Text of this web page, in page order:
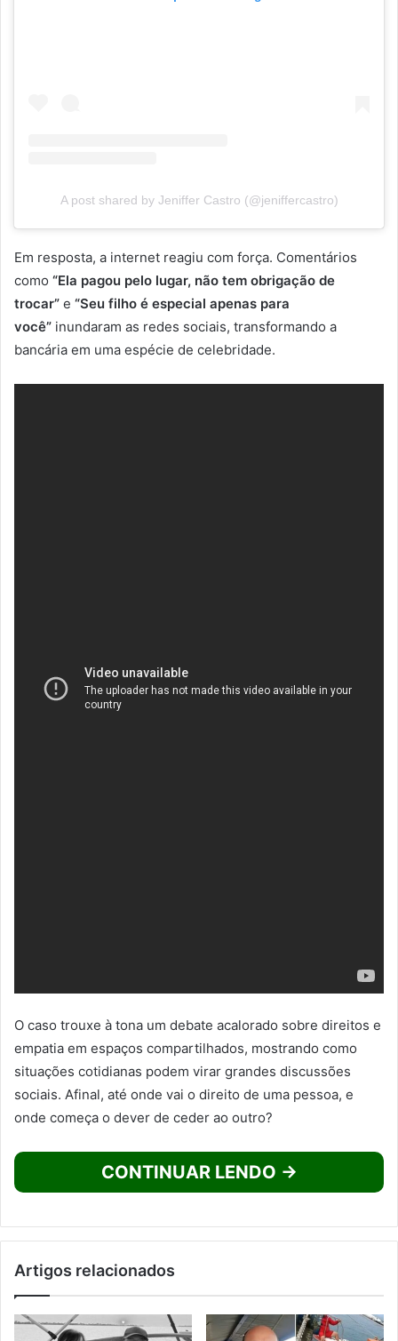
A post shared by Jeniffer Castro (@jeniffercastro)
Em resposta, a internet reagiu com força. Comentários
como “Ela pagou pelo lugar, não tem obrigação de
trocar” e “Seu filho é especial apenas para
você” inundaram as redes sociais, transformando a
bancária em uma espécie de celebridade.
O caso trouxe à tona um debate acalorado sobre direitos e
empatia em espaços compartilhados, mostrando como
situações cotidianas podem virar grandes discussões
sociais. Afinal, até onde vai o direito de uma pessoa, e
onde começa o dever de ceder ao outro?
CONTINUAR LENDO →
Artigos relacionados